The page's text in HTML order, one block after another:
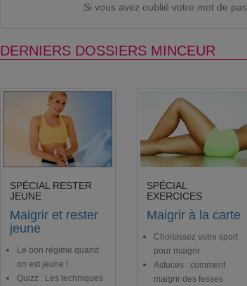
Si vous avez oublié votre mot de
DERNIERS DOSSIERS MINCEUR
SPÉCIAL RESTER
JEUNE
Maigrir et rester
jeune
Le bon régime quand
on est jeune !
Quizz : Les techniques
SPÉCIAL
EXERCICES
Maigrir à la carte
Choisissez votre sport
pour maigrir
Astuces : comment
maigrir des fesses